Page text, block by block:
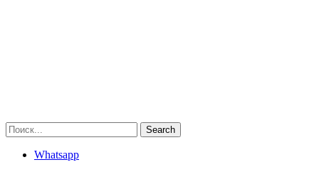
Search
Whatsapp